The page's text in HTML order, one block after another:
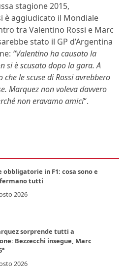
stagione 2015,
è aggiudicato il Mondiale
tra Valentino Rossi e Marc
stato il GP d’Argentina
“Valentino ha causato la
si è scusato dopo la gara. A
le scuse di Rossi avrebbero
Marquez non voleva davvero
non eravamo amici“.
obbligatorie in F1: cosa sono e
tutti
2026
sorprende tutti a
Bezzecchi insegue, Marc
2026